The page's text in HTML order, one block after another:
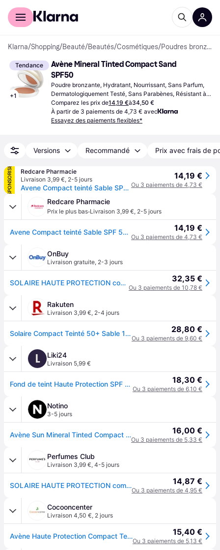
Acheter avec Klarna
Klarna/Shopping/Beauté/Beautés/Cosmétiques/ Poudres bronzantes
Tendance
+1
Avène Mineral Tinted Compact Sand
SPF50
Poudre bronzante, Hydratant, Nourrissant, Sans Parfum,
Dermatologiquement Testé, Sans Parabènes, Résistant à
l'eau, SPF
Comparez les prix de14,19 €à34,50 €
À partir de 3 paiements de 4,73 € avec
Essayez des paiements flexibles*
Versions Recommandé Prix avec frais de
SPONSORISÉ
Redcare Pharmacie
Livraison 3,99 €, 2-5 jours
Avene Compact teinté Sable SPF 50 Poudre 10 g
14,19 €
Ou 3 paiements de 4,73 €
Redcare Pharmacie
Prix le plus bas·Livraison 3,99 €, 2-5 jours
Avene Compact teinté Sable SPF 50 Poudre 10 g 14,19 €
Ou 3 paiements de 4,73 €
OnBuy
Livraison gratuite, 2-3 jours
SOLAIRE HAUTE PROTECTION compact teinté SPF50 sable 32,35 €
Ou 3 paiements de 10,78 €
Rakuten
Livraison 3,99 €, 2-4 jours
Solaire Compact Teinté 50+ Sable 10gr - Eau Thermale Avène - Compact Solaire 28,80 €
Ou 3 paiements de 9,60 €
L Liki24
Livraison 5,99 €
Fond de teint Haute Protection SPF 50+ Compact Beige, 10 g, Avène 18,30 €
Ou 3 paiements de 6,10 €
Notino
3-5 jours
Avène Sun Mineral Tinted Compact fond de teint compact SPF 50 teinte Sable - Beige 10 g 16,00 €
Ou 3 paiements de 5,33 €
Perfumes Club
Livraison 3,99 €, 4-5 jours
SOLAIRE HAUTE PROTECTION compact teinté SPF50 #sable 14,87 €
Ou 3 paiements de 4,95 €
Cocooncenter
Livraison 4,50 €, 2 jours
Avène Haute Protection Compact Teinté SPF50 10 g - Poudrier 10 g 15,40 €
Ou 3 paiements de 5,13 €